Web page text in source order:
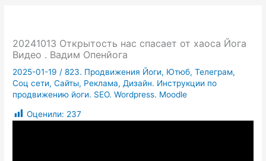
20241013 Открытость нас спасает от хаоса Йога
Видео . Вадим Опенйога
2025-01-19 /823. Продвижения Йоги, Ютюб, Телеграм,
Соц сети, Сайты, Реклама, Дизайн. Инструкции по
продвижению йоги. SEO. Wordpress. Moodle
Оценили: 237